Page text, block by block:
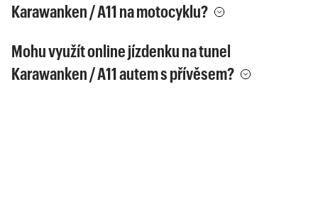
Karawanken / A11 na motocyklu?
Mohu využít online jízdenku na tunel
Karawanken / A11 autem s přívěsem?